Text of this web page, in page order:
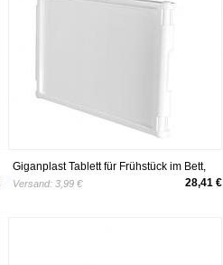
Giganplast Tablett für Frühstück im Bett,
Kunststoff, Weiß
Versand: 3,99 € 28,41 €